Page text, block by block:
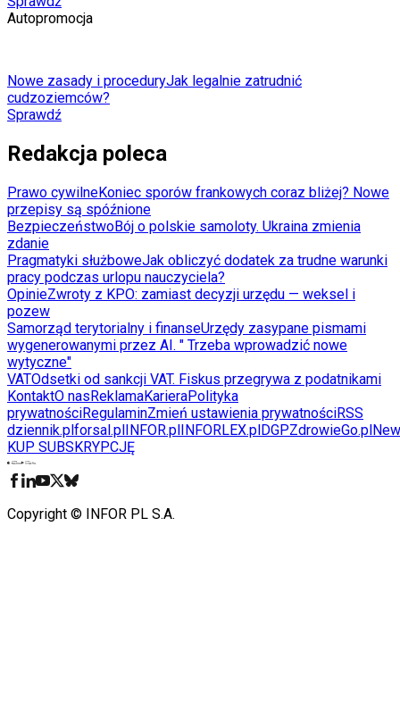
Autopromocja
Nowe zasady i proceduryJak legalnie zatrudnić
cudzoziemców?
Sprawdź
Redakcja poleca
Prawo cywilneKoniec sporów frankowych coraz bliżej? Nowe
przepisy są spóźnione
BezpieczeństwoBój o polskie samoloty. Ukraina zmienia
zdanie
Pragmatyki służboweJak obliczyć dodatek za trudne warunki
pracy podczas urlopu nauczyciela?
OpinieZwroty z KPO: zamiast decyzji urzędu — weksel i
pozew
Samorząd terytorialny i finanseUrzędy zasypane pismami
wygenerowanymi przez AI. " Trzeba wprowadzić nowe
wytyczne"
VATOdsetki od sankcji VAT. Fiskus przegrywa z podatnikami
KontaktO nasReklamaKarieraPolityka
prywatnościRegulaminZmień ustawienia prywatnościRSS
dziennik.plforsal.plINFOR.plINFORLEX.plDGPZdrowieGo.pl
KUP SUBSKRYPCJĘ
Copyright © INFOR PL S.A.